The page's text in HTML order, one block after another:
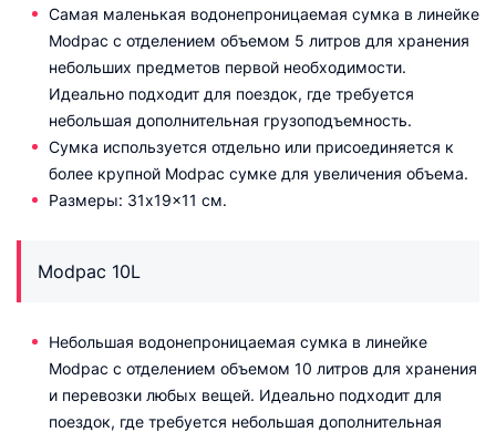
Самая маленькая водонепроницаемая сумка в линейке
Modpac с отделением объемом 5 литров для хранения
небольших предметов первой необходимости.
Идеально подходит для поездок, где требуется
небольшая дополнительная грузоподъемность.
Сумка используется отдельно или присоединяется к
более крупной Modpac сумке для увеличения объема.
Размеры: 31x19x11 см.
Modpac 10L
Небольшая водонепроницаемая сумка в линейке
Modpac с отделением объемом 10 литров для хранения
и перевозки любых вещей. Идеально подходит для
поездок, где требуется небольшая дополнительная